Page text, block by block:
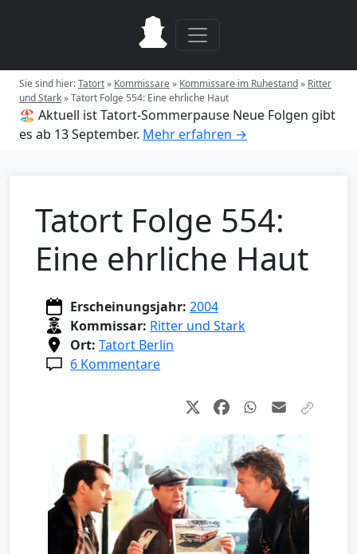
Sie sind hier:Tatort» Kommissare» Kommissare im Ruhestand» Ritter
und Stark»Tatort Folge 554: Eine ehrliche Haut
🏖️ Aktuell ist Tatort-Sommerpause Neue Folgen gibt
es ab 13 September. Mehr erfahren →
Tatort Folge 554:
Eine ehrliche Haut
Erscheinungsjahr: 2004
Kommissar: Ritter und Stark
Ort: Tatort Berlin
6 Kommentare